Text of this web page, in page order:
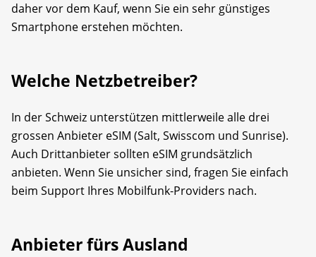
daher vor dem Kauf, wenn Sie ein sehr günstiges
Smartphone erstehen möchten.
Welche Netzbetreiber?
In der Schweiz unterstützen mittlerweile alle drei
grossen Anbieter eSIM (Salt, Swisscom und Sunrise).
Auch Drittanbieter sollten eSIM grundsätzlich
anbieten. Wenn Sie unsicher sind, fragen Sie einfach
beim Support Ihres Mobilfunk-Providers nach.
Anbieter fürs Ausland